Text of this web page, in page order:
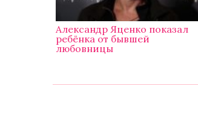
Александр Яценко показал
ребёнка от бывшей
любовницы